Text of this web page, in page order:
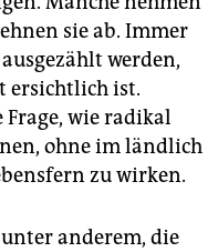
sie ab. Immer
werden,
ersichtlich ist.
wie radikal
ohne im ländlich
zu wirken.
anderem, die